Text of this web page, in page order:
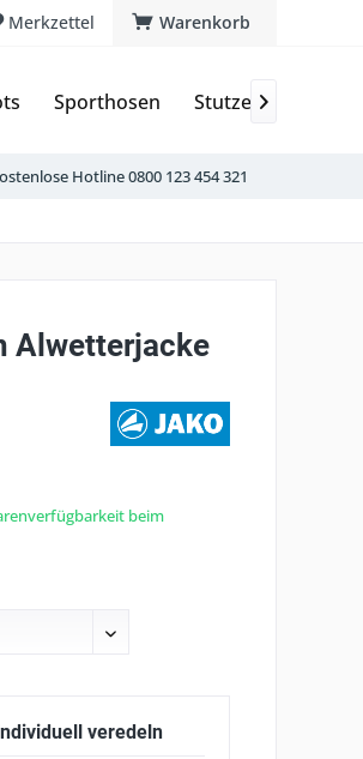
Warenkorb
Merkzettel
Sporthosen Stutzen & Schoner

Hotline 0800 123 454 321
Alwetterjacke
beim
veredeln